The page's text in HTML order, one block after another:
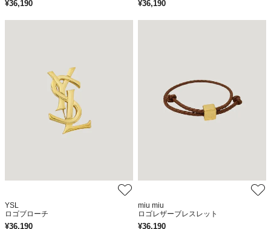
¥36,190 ¥36,190
YSL
ロゴブローチ
¥36,190
miu miu
ロゴレザーブレスレット
¥36,190